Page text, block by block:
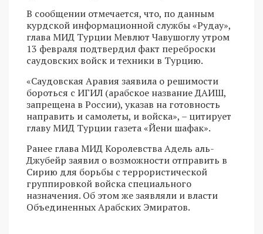
В сообщении отмечается, что, по данным
курдской информационной службы «Рудау»,
глава МИД Турции Мевлют Чавушоглу утром
13 февраля подтвердил факт переброски
саудовских войск и техники в Турцию.
«Саудовская Аравия заявила о решимости
бороться с ИГИЛ (арабское название ДАИШ,
запрещена в России), указав на готовность
направить и самолеты, и войска», – цитирует
главу МИД Турции газета «Йени шафак».
Ранее глава МИД Королевства Адель аль-
Джубейр заявил о возможности отправить в
Сирию для борьбы с террористической
группировкой войска специального
назначения. Об этом же заявляли и власти
Объединенных Арабских Эмиратов.